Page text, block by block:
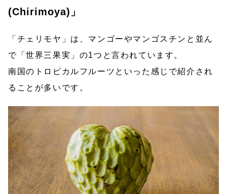
(Chirimoya)」
「チェリモヤ」は、マンゴーやマンゴスチンと並ん
で「世界三果実」の1つと言われています。
南国のトロピカルフルーツといった感じで紹介され
ることが多いです。